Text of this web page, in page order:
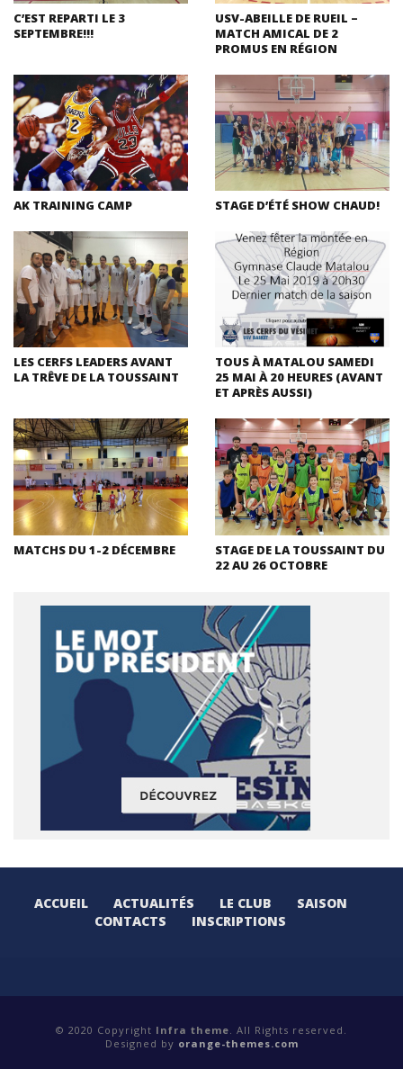
C’EST REPARTI LE 3
SEPTEMBRE!!!
USV-ABEILLE DE RUEIL –
MATCH AMICAL DE 2
PROMUS EN RÉGION
AK TRAINING CAMP STAGE D’ÉTÉ SHOW CHAUD!
LES CERFS LEADERS AVANT
LA TRÊVE DE LA TOUSSAINT
TOUS À MATALOU SAMEDI
25 MAI À 20 HEURES (AVANT
ET APRÈS AUSSI)
MATCHS DU 1-2 DÉCEMBRE
STAGE DE LA TOUSSAINT DU
22 AU 26 OCTOBRE
ACCUEIL ACTUALITÉS LE CLUB
SAISON
CONTACTS
INSCRIPTIONS
© 2020 Copyright Infra theme . All Rights reserved.
Designed by orange-themes.com